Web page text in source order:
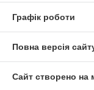
Графік роботи
Повна версія
Сайт створено на